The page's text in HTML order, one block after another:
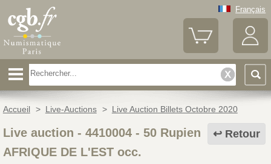
Français
Accueil > Live-Auctions > Live Auction Billets Octobre 2020
Retour
Live auction - 4410004- 50 Rupien
AFRIQUE DE L'EST occ.